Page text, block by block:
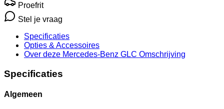
Proefrit
Stel je vraag
Specificaties
Opties & Accessoires
Over deze Mercedes-Benz GLC Omschrijving
Specificaties
Algemeen